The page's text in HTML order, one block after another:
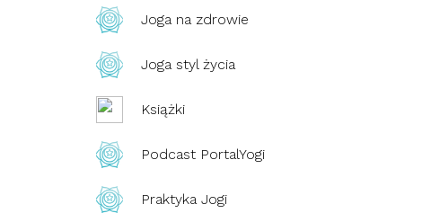
Joga na zdrowie
Joga styl życia
Książki
Podcast PortalYogi
Praktyka Jogi